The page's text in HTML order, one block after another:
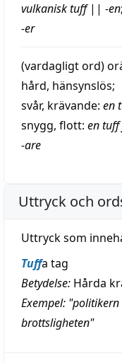
vulkanisktuff|| -en;
-er
(vardagligt ord)
hård, hänsynslös;
svår, krävande: en
snygg, flott: en tuff
-are
Uttryck och
Uttryck som
Tuffa tag
Betydelse: Hårda
Exempel:
brottsligheten"